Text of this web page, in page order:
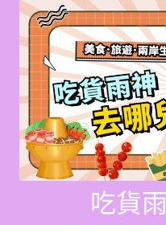
Skip
content
吃貨